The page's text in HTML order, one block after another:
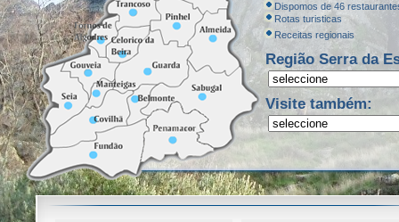
Dispomos de 46
Rotas turisticas
Receitas regionais
Região Serra da
Visite também: